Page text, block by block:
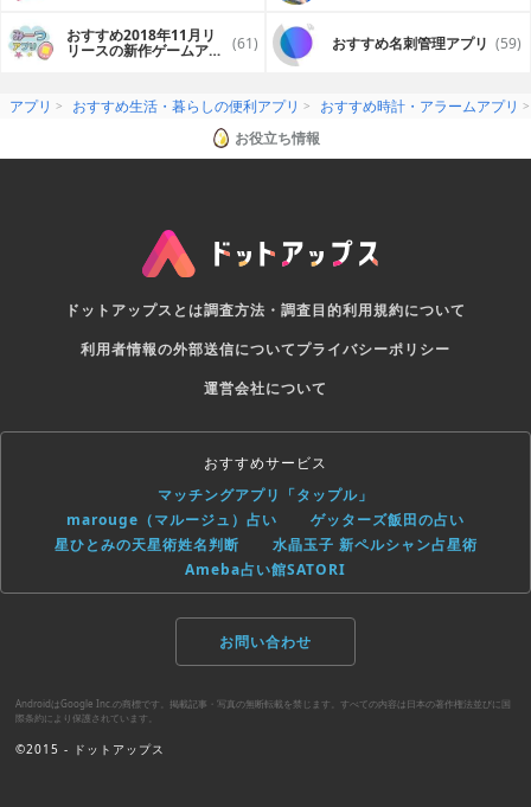
おすすめ2018年11月リ
リースの新作ゲームアプ (61) おすすめ名刺管理アプリ (59)
アプリ おすすめ生活・暮らしの便利アプリ
おすすめ時計・アラームアプリ
お役立ち情報
ドットアップスとは調査方法・調査目的利用規約について
利用者情報の外部送信についてプライバシーポリシー
運営会社について
おすすめサービス
マッチングアプリ「タップル」
marouge（マルージュ）占い
ゲッターズ飯田の占い
星ひとみの天星術姓名判断
水晶玉子 新ペルシャン占星術
Ameba占い館SATORI
お問い合わせ
AndroidはGoogle Inc.の商標です。掲載記事・写真の無断転載を禁じます。すべての内容は日本の著作権法並びに国
際条約により保護されています。
©2015 - ドットアップス